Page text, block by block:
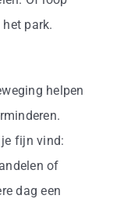
park.
helpen
fijn vind:
of
dag een